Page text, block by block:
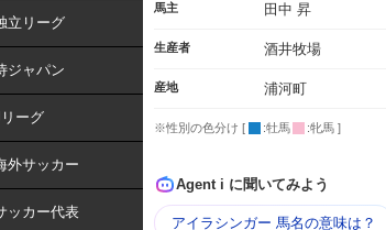
立リーグ
ジャパン
ーグ
外サッカー
ッカー代表
馬主 田中 昇
生産者 酒井牧場
産地 浦河町
※性別の色分け [ :牡馬 :牝馬 ]
Agent i に聞いてみよう
アイラシンガー 馬名の意味は？